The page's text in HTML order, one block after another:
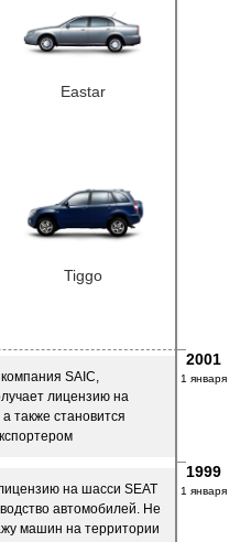
Eastar
Tiggo
2001
1 января
SAIC,
лицензию на
также становится
1999
1 января
на шасси SEAT
автомобилей. Не
машин на территории